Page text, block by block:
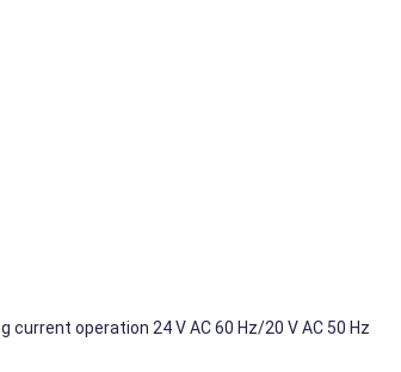
operation 24 V AC 60 Hz/20 V AC 50 Hz